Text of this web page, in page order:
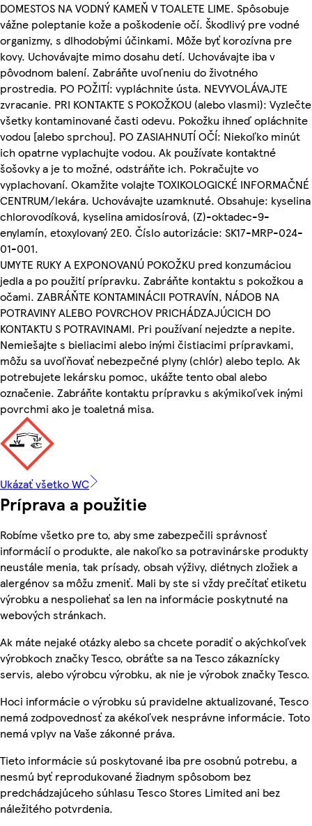
DOMESTOS NA VODNÝ KAMEŇ V TOALETE LIME. Spôsobuje
vážne poleptanie kože a poškodenie očí. Škodlivý pre vodné
organizmy, s dlhodobými účinkami. Môže byť korozívna pre
kovy. Uchovávajte mimo dosahu detí. Uchovávajte iba v
pôvodnom balení. Zabráňte uvoľneniu do životného
prostredia. PO POŽITÍ: vypláchnite ústa. NEVYVOLÁVAJTE
zvracanie. PRI KONTAKTE S POKOŽKOU (alebo vlasmi): Vyzlečte
všetky kontaminované časti odevu. Pokožku ihneď opláchnite
vodou [alebo sprchou]. PO ZASIAHNUTÍ OČÍ: Niekoľko minút
ich opatrne vyplachujte vodou. Ak používate kontaktné
šošovky a je to možné, odstráňte ich. Pokračujte vo
vyplachovaní. Okamžite volajte TOXIKOLOGICKÉ INFORMAČNÉ
CENTRUM/lekára. Uchovávajte uzamknuté. Obsahuje: kyselina
chlorovodíková, kyselina amidosírová, (Z)-oktadec-9-
enylamín, etoxylovaný 2E0. Číslo autorizácie: SK17-MRP-024-
01-001.
UMYTE RUKY A EXPONOVANÚ POKOŽKU pred konzumáciou
jedla a po použití prípravku. Zabráňte kontaktu s pokožkou a
očami. ZABRÁŇTE KONTAMINÁCII POTRAVÍN, NÁDOB NA
POTRAVINY ALEBO POVRCHOV PRICHÁDZAJÚCICH DO
KONTAKTU S POTRAVINAMI. Pri používaní nejedzte a nepite.
Nemiešajte s bieliacimi alebo inými čistiacimi prípravkami,
môžu sa uvoľňovať nebezpečné plyny (chlór) alebo teplo. Ak
potrebujete lekársku pomoc, ukážte tento obal alebo
označenie. Zabráňte kontaktu prípravku s akýmikoľvek inými
povrchmi ako je toaletná misa.
Ukázať všetko WC
Príprava a použitie
Robíme všetko pre to, aby sme zabezpečili správnosť
informácií o produkte, ale nakoľko sa potravinárske produkty
neustále menia, tak prísady, obsah výživy, diétnych zložiek a
alergénov sa môžu zmeniť. Mali by ste si vždy prečítať etiketu
výrobku a nespoliehať sa len na informácie poskytnuté na
webových stránkach.
Ak máte nejaké otázky alebo sa chcete poradiť o akýchkoľvek
výrobkoch značky Tesco, obráťte sa na Tesco zákaznícky
servis, alebo výrobcu výrobku, ak nie je výrobok značky Tesco.
Hoci informácie o výrobku sú pravidelne aktualizované, Tesco
nemá zodpovednosť za akékoľvek nesprávne informácie. Toto
nemá vplyv na Vaše zákonné práva.
Tieto informácie sú poskytované iba pre osobnú potrebu, a
nesmú byť reprodukované žiadnym spôsobom bez
predchádzajúceho súhlasu Tesco Stores Limited ani bez
náležitého potvrdenia.